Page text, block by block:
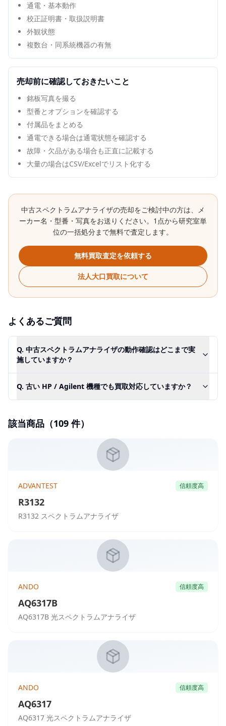
通電・基本動作
校正証明書・取扱説明書
外観状態
複数台・同系統機器の有無
売却前に確認しておきたいこと
銘板写真を撮る
型番とオプションを確認する
付属品をまとめる
通電できる場合は通電状態を確認する
故障・欠品がある場合も正直に記載する
大量の場合はCSV/Excelでリスト化する
中古スペクトラムアナライザの売却をご検討中の方は、メ
ーカー名・型番・写真をお送りください。1点から研究室単
位の一括処分まで無料で査定します。
無料買取査定を依頼する
法人大口買取について
よくあるご質問
Q. 中古スペクトラムアナライザの動作確認はどこまで実
施していますか？
Q. 古い HP / Agilent 機種でも買取対応していますか？
該当商品（109 件）
ADVANTEST 信頼度高
R3132
R3132 スペクトラムアナライザ
ANDO 信頼度高
AQ6317B
AQ6317B 光スペクトラムアナライザ
ANDO 信頼度高
AQ6317
AQ6317 光スペクトラムアナライザ